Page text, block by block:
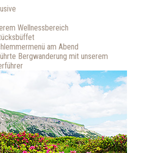
Wellnessbereich
am Abend
Bergwanderung mit unserem